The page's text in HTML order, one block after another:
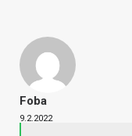
Foba
9.2.2022